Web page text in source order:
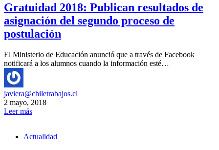
Gratuidad 2018: Publican resultados de
asignación del segundo proceso de
postulación
El Ministerio de Educación anunció que a través de Facebook
notificará a los alumnos cuando la información esté…
javiera@chiletrabajos.cl
2 mayo, 2018
Leer más
Actualidad